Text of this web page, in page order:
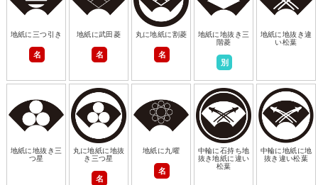
地紙に三つ引き
名
地紙に武田菱
名
丸に地紙に割菱
名
地紙に地抜き三
階菱
別
地紙に地抜き違
い松葉
地紙に地抜き三
つ星
丸に地紙に地抜
き三つ星
名
地紙に九曜
名
中輪に石持ち地
抜き地紙に違い
松葉
中輪に地紙に地
抜き違い松葉